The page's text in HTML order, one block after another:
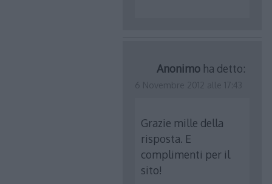
Anonimo ha detto:
Grazie mille della
risposta. E
complimenti per il
sito!